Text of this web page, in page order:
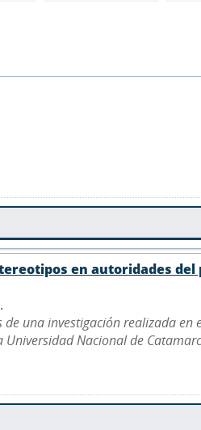
en autoridades
.
una investigación realizada en
Nacional de